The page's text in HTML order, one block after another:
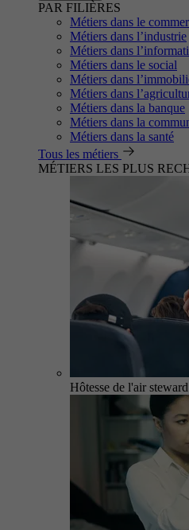
PAR FILIÈRES
Métiers dans le
Métiers dans l’industrie
Métiers dans
Métiers dans le social
Métiers dans
Métiers dans
Métiers dans la banque
Métiers dans la
Métiers dans la santé
Tous les métiers
MÉTIERS LES PLUS
Hôtesse de l'air steward